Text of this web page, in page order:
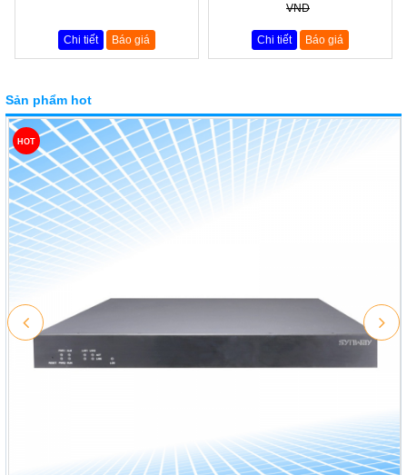
Chi tiết Báo giá
VND
Chi tiết Báo giá
Sản phẩm hot
HOT